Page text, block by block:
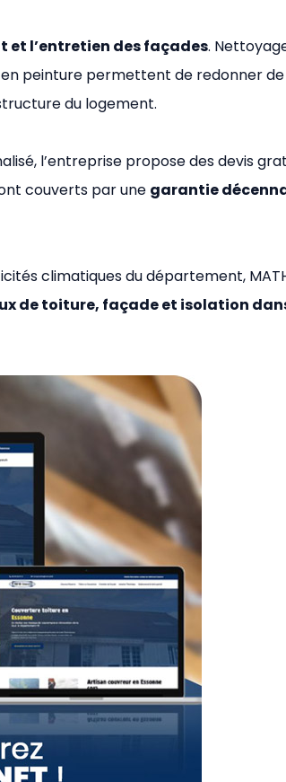
et l’entretien des façades.
peinture permettent de redonner de
du logement.
l’entreprise propose des devis
couverts par une garantie
climatiques du département,
de toiture, façade et isolation